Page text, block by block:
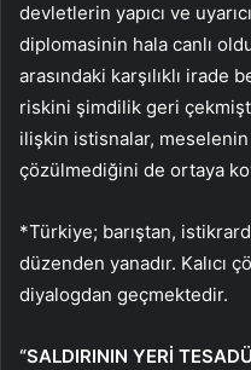
devletlerin yapıcı ve
diplomasinin hala canlı
arasındaki karşılıklı irade
riskini şimdilik geri
ilişkin istisnalar, meselenin
çözülmediğini de ortaya
*Türkiye; barıştan,
düzenden yanadır. Kalıcı
diyalogdan geçmektedir.
“SALDIRININ YERİ